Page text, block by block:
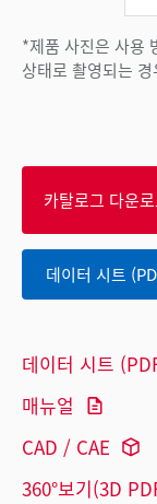
*제품 사진은 사용
상태로 촬영되는
카탈로그 다운
데이터 시트
데이터 시트
매뉴얼
CAD / CAE
360°보기(3D